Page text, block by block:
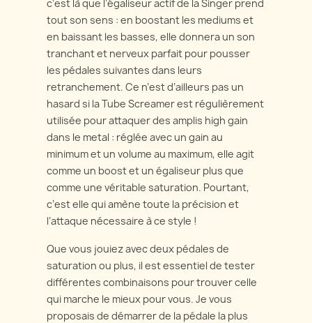
c‘est là que l’égaliseur actif de la Singer prend
tout son sens : en boostant les mediums et
en baissant les basses, elle donnera un son
tranchant et nerveux parfait pour pousser
les pédales suivantes dans leurs
retranchement. Ce n’est d’ailleurs pas un
hasard si la Tube Screamer est régulièrement
utilisée pour attaquer des amplis high gain
dans le metal : réglée avec un gain au
minimum et un volume au maximum, elle agit
comme un boost et un égaliseur plus que
comme une véritable saturation. Pourtant,
c’est elle qui amène toute la précision et
l’attaque nécessaire à ce style !
Que vous jouiez avec deux pédales de
saturation ou plus, il est essentiel de tester
différentes combinaisons pour trouver celle
qui marche le mieux pour vous. Je vous
proposais de démarrer de la pédale la plus